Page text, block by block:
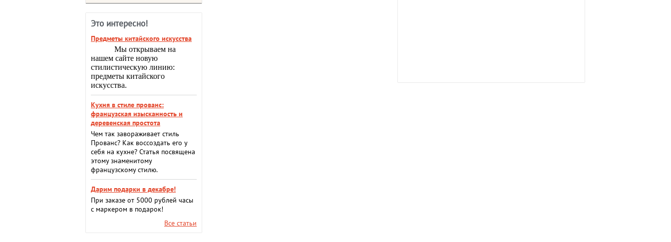
Это интересно!
Предметы китайского искусства
Мы открываем на
нашем сайте новую
стилистическую линию:
предметы китайского
искусства.
Кухня в стиле прованс:
французская изысканность и
деревенская простота
Чем так завораживает стиль
Прованс? Как воссоздать его у
себя на кухне? Статья посвящена
этому знаменитому
французскому стилю.
Дарим подарки в декабре!
При заказе от 5000 рублей часы
с маркером в подарок!
Все статьи